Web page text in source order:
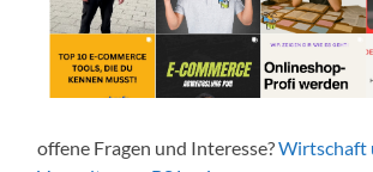
offene Fragen und Interesse?Wirtschaft